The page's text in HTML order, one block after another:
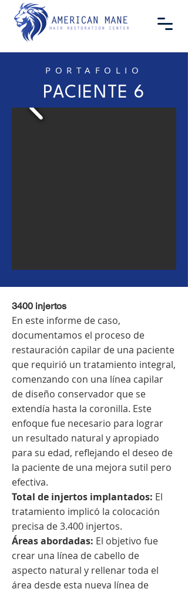
PORTAFOLIO
PACIENTE 6
3400 injertos
En este informe de caso,
documentamos el proceso de
restauración capilar de una paciente
que requirió un tratamiento integral,
comenzando con una línea capilar
de diseño conservador que se
extendía hasta la coronilla. Este
enfoque fue necesario para lograr
un resultado natural y apropiado
para su edad, reflejando el deseo de
la paciente de una mejora sutil pero
efectiva.
Total de injertos implantados: El
tratamiento implicó la colocación
precisa de 3.400 injertos.
Áreas abordadas: El objetivo fue
crear una línea de cabello de
aspecto natural y rellenar toda el
área desde esta nueva línea de